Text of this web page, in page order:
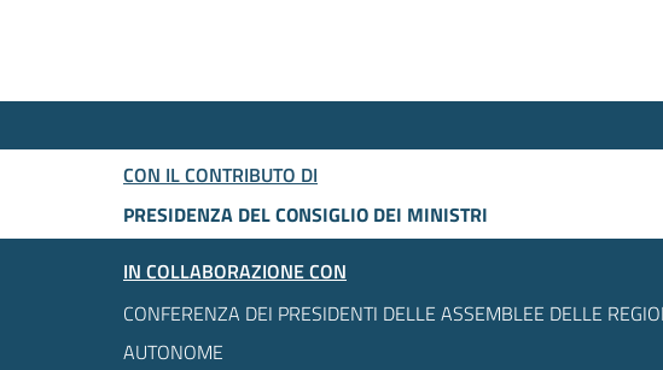
CON IL CONTRIBUTO DI
PRESIDENZA DEL CONSIGLIO DEI MINISTRI
IN COLLABORAZIONE CON
CONFERENZA DEI PRESIDENTI DELLE ASSEMBLEE DELLE
AUTONOME